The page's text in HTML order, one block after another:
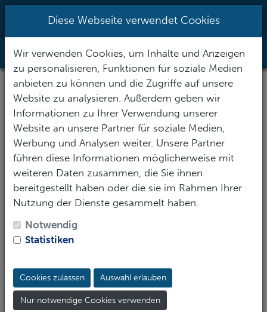
tauchsportzentrum.de
Toggle
Diese Webseite verwendet Cookies
Wir verwenden Cookies, um Inhalte und Anzeigen
zu personalisieren, Funktionen für soziale Medien
anbieten zu können und die Zugriffe auf unsere
Website zu analysieren. Außerdem geben wir
Informationen zu Ihrer Verwendung unserer
Website an unsere Partner für soziale Medien,
Werbung und Analysen weiter. Unsere Partner
führen diese Informationen möglicherweise mit
weiteren Daten zusammen, die Sie ihnen
bereitgestellt haben oder die sie im Rahmen Ihrer
Nutzung der Dienste gesammelt haben.
Notwendig
Statistiken
Cookies zulassen Auswahl erlauben
Nur notwendige Cookies verwenden